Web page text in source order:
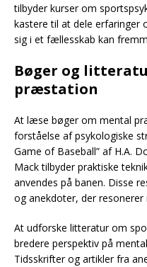
tilbyder kurser om
kastere til at dele erfaringer
sig i et fællesskab kan
Bøger og
præstation
At læse bøger om mental
forståelse af psykologiske
Game of Baseball” af H.A.
Mack tilbyder praktiske
anvendes på banen. Disse
og anekdoter, der resonerer
At udforske litteratur om
bredere perspektiv på
Tidsskrifter og artikler fra